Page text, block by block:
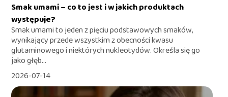
Smak umami – co to jest i w jakich produktach
występuje?
Smak umami to jeden z pięciu podstawowych smaków,
wynikający przede wszystkim z obecności kwasu
glutaminowego i niektórych nukleotydów. Określa się go
jako głęb...
2026-07-14